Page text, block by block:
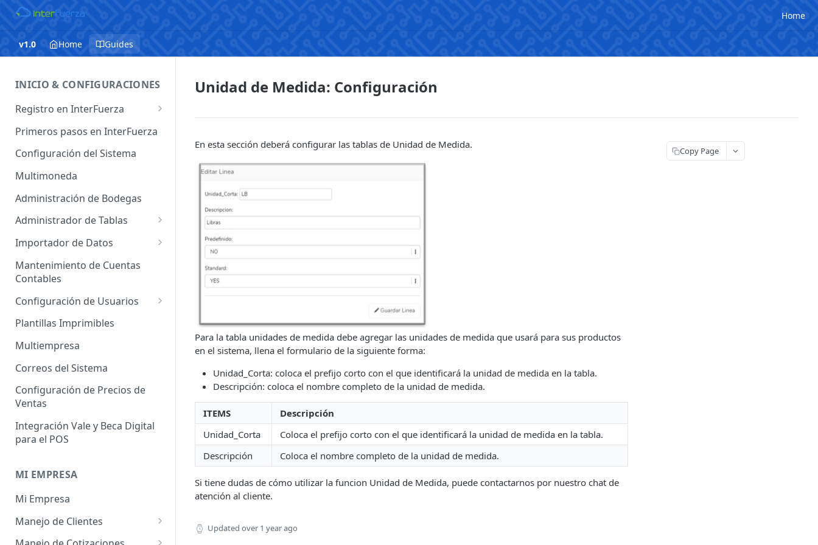
Home
v1.0 Home Guides
INICIO & CONFIGURACIONES
Registro en InterFuerza
Iniciar Sesión en InterFuerza
Recuperar Contraseña
Cómo pagar en línea sus
Primeros pasos en InterFuerza
Configuración del Sistema
Multimoneda
Administración de Bodegas
Administrador de Tablas
Administrador de Tablas de
Clientes
Administrador de Tablas para
Administrador de Tablas para
CRM
Administrador de Tablas para
Impuestos
Inventario
Sistema
Administrador de Tablas de
Terceros
Importador de Datos
Importador de Cuentas
Contables
Importador de Clientes
Importador de Proveedores
Importador de Productos
Importador de Activos Fijos
Importador de Lista de Precios
Importador de Ajuste de
Inventario
Importador de Prospectos
Cobrar
Importador de Cuentas por
Pagar
Importador de Órdenes de
Mantenimiento de Cuentas
Contables
Configuración de Usuarios
Permisos de Usuarios
Usuarios Invitados
Perfil de Usuario
Cómo eliminar usuarios
Plantillas Imprimibles
Multiempresa
Correos del Sistema
Configuración de Precios de
Ventas
Integración Vale y Beca Digital
para el POS
MI EMPRESA
Mi Empresa
Manejo de Clientes
Perfil del Cliente
Unidad de Medida: Configuración
En esta sección deberá configurar las tablas de Unidad de Medida.
Para la tabla unidades de medida debe agregar las unidades de medida que usará para sus productos
en el sistema, llena el formulario de la siguiente forma:
Unidad_Corta: coloca el prefijo corto con el que identificará la unidad de medida en la tabla.
Descripción: coloca el nombre completo de la unidad de medida.
ITEMS
Descripción
Unidad_Corta
Coloca el prefijo corto con el que identificará la unidad de medida en la tabla.
Descripción
Coloca el nombre completo de la unidad de medida.
Si tiene dudas de cómo utilizar la funcion Unidad de Medida, puede contactarnos por nuestro chat de
atención al cliente.
Updated over 1 year ago
Copy Page